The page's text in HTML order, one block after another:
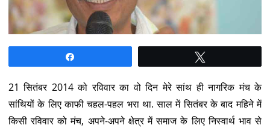
21 सितंबर 2014 को रविवार का वो दिन मेरे सांथ ही नागरिक मंच के
सांथियों के लिए काफी चहल-पहल भरा था. साल में सितंबर के बाद महिने में
किसी रविवार को मंच, अपने-अपने क्षेत्र में समाज के लिए निस्वार्थ भाव से